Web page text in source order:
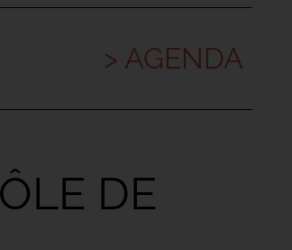
> AGENDA
DE